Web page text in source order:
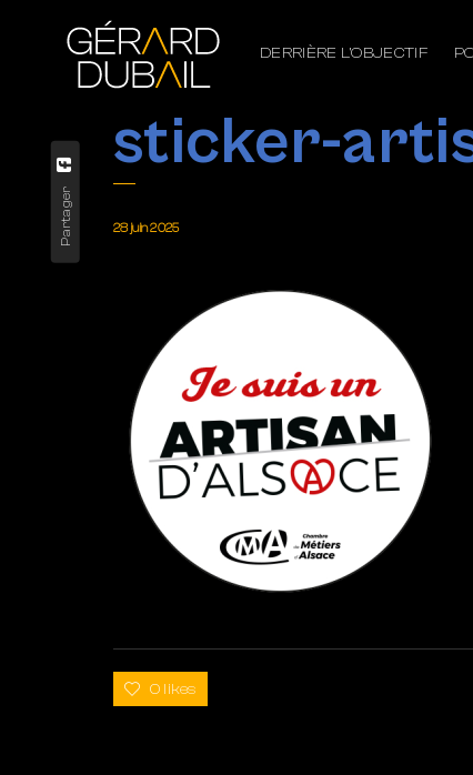
DERRIÈRE L’OBJECTIF
sticker-
Partager 28 juin 2025
0 likes